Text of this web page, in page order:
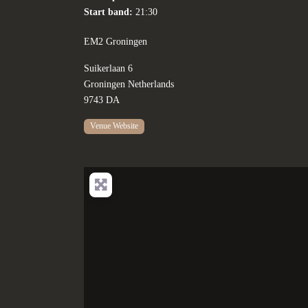
Start band: 21:30
EM2 Groningen
Suikerlaan 6
Groningen Netherlands
9743 DA
Venue Website